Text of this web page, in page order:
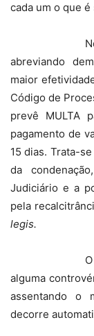
cada um o que é
abreviando
maior
Código de
prevê MULTA
pagamento de
15 dias. Trata-
da
Judiciário e a
pela
legis.
alguma
assentando o
decorre